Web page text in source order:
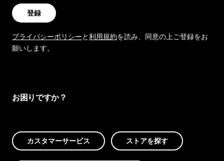
登録
プライバシーポリシーと利用規約を読み、同意の上ご登録をお
願いします。
お困りですか？
カスタマーサービス ストアを探す